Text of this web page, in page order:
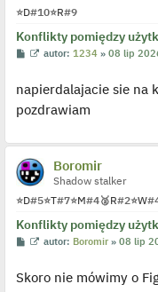
⭐D#10⭐R#9
Konflikty pomiędzy
P
t
W
w
i
e
p
j
e
y
c
y
s
autor:1234 »08 lip
napierdalajacie sie na
pozdrawiam
Boromir
Shadow stalker
⭐D#5⭐T#7⭐M#4🥈R#2⭐W
Konflikty pomiędzy
P
t
W
w
autor: Boromir »08 lip
Skoro nie mówimy o